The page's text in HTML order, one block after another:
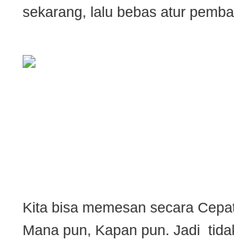
sekarang, lalu bebas atur
Kita bisa memesan secara
Mana pun, Kapan pun. Jadi